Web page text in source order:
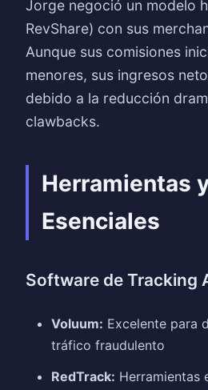
Jorge negoció un modelo
RevShare) con sus
Aunque sus comisiones
menores, sus ingresos
debido a la reducción
clawbacks.
Herramientas
Esenciales
Software de Tracking
Voluum: Excelente para
tráfico fraudulento
RedTrack: Herramientas